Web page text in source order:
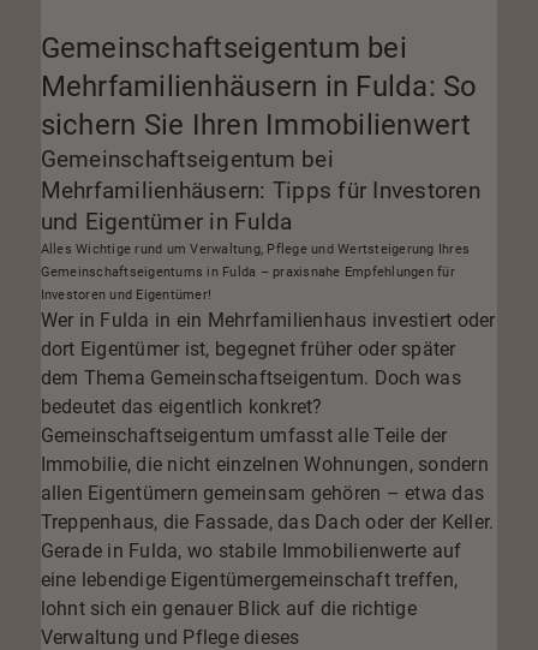
Gemeinschaftseigentum bei
Mehrfamilienhäusern in Fulda: So
sichern Sie Ihren Immobilienwert
Gemeinschaftseigentum bei
Mehrfamilienhäusern: Tipps für Investoren
und Eigentümer in Fulda
Alles Wichtige rund um Verwaltung, Pflege und Wertsteigerung Ihres
Gemeinschaftseigentums in Fulda – praxisnahe Empfehlungen für
Investoren und Eigentümer!
Wer in Fulda in ein Mehrfamilienhaus investiert oder
dort Eigentümer ist, begegnet früher oder später
dem Thema Gemeinschaftseigentum. Doch was
bedeutet das eigentlich konkret?
Gemeinschaftseigentum umfasst alle Teile der
Immobilie, die nicht einzelnen Wohnungen, sondern
allen Eigentümern gemeinsam gehören – etwa das
Treppenhaus, die Fassade, das Dach oder der Keller.
Gerade in Fulda, wo stabile Immobilienwerte auf
eine lebendige Eigentümergemeinschaft treffen,
lohnt sich ein genauer Blick auf die richtige
Verwaltung und Pflege dieses